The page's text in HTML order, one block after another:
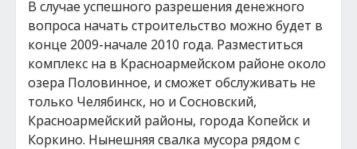
В случае успешного разрешения денежного
вопроса начать строительство можно будет в
конце 2009-начале 2010 года. Разместиться
комплекс на в Красноармейском районе около
озера Половинное, и сможет обслуживать не
только Челябинск, но и Сосновский,
Красноармейский районы, города Копейск и
Коркино. Нынешняя свалка мусора рядом с